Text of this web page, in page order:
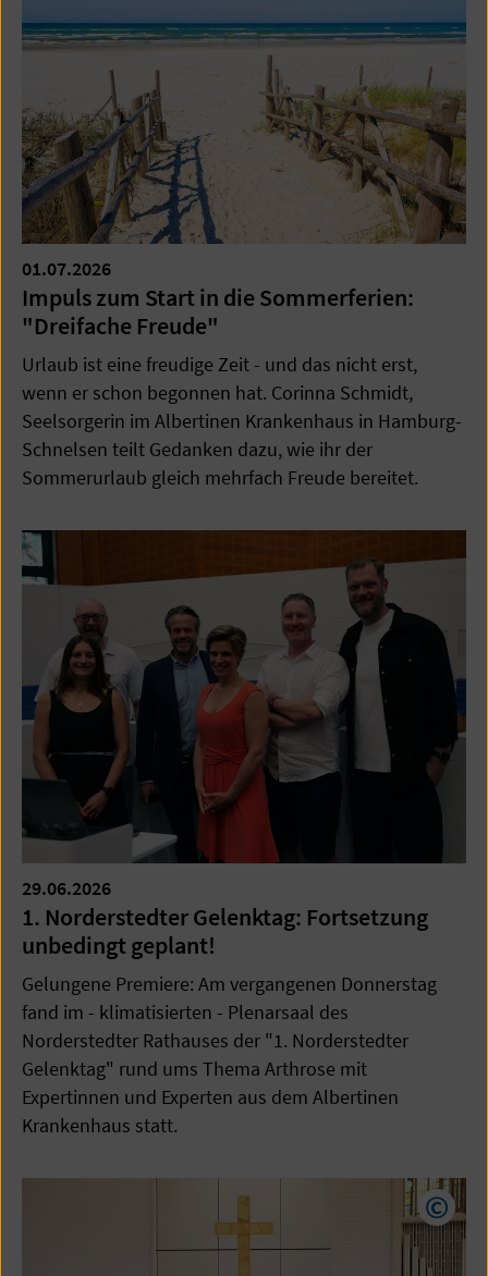
01.07.2026
Impuls zum Start in die Sommerferien:
"Dreifache Freude"
Urlaub ist eine freudige Zeit - und das nicht erst,
wenn er schon begonnen hat. Corinna Schmidt,
Seelsorgerin im Albertinen Krankenhaus in Hamburg-
Schnelsen teilt Gedanken dazu, wie ihr der
Sommerurlaub gleich mehrfach Freude bereitet.
29.06.2026
1. Norderstedter Gelenktag: Fortsetzung
unbedingt geplant!
Gelungene Premiere: Am vergangenen Donnerstag
fand im - klimatisierten - Plenarsaal des
Norderstedter Rathauses der "1. Norderstedter
Gelenktag" rund ums Thema Arthrose mit
Expertinnen und Experten aus dem Albertinen
Krankenhaus statt.